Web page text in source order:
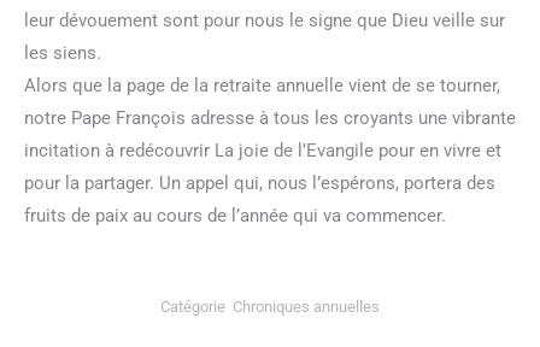
leur dévouement sont pour nous le signe que Dieu veille sur
les siens.
Alors que la page de la retraite annuelle vient de se tourner,
notre Pape François adresse à tous les croyants une vibrante
incitation à redécouvrir La joie de l’Evangile pour en vivre et
pour la partager. Un appel qui, nous l’espérons, portera des
fruits de paix au cours de l’année qui va commencer.
Catégorie Chroniques annuelles